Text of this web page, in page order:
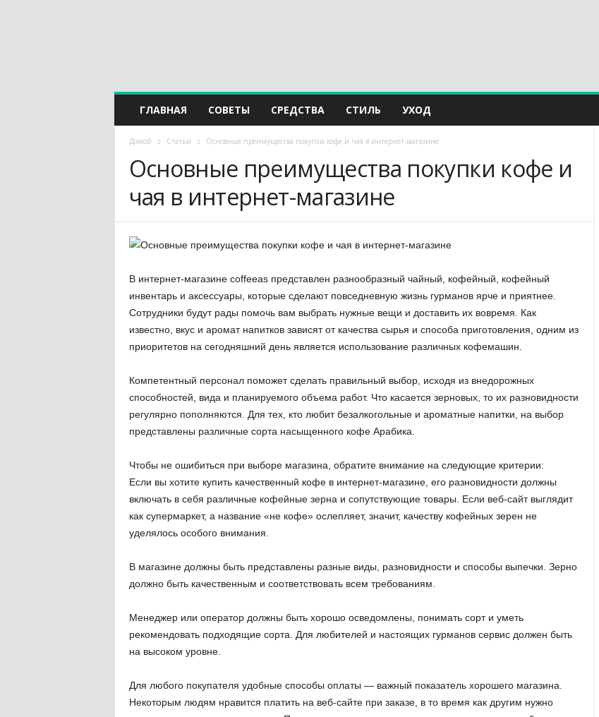
ГЛАВНАЯ СОВЕТЫ СРЕДСТВА СТИЛЬ УХОД
Домой Статьи Основные преимущества покупки кофе и чая в интернет-магазине
Основные преимущества покупки кофе и
чая в интернет-магазине
В интернет-магазине coffeeas представлен разнообразный чайный, кофейный, кофейный
инвентарь и аксессуары, которые сделают повседневную жизнь гурманов ярче и приятнее.
Сотрудники будут рады помочь вам выбрать нужные вещи и доставить их вовремя. Как
известно, вкус и аромат напитков зависят от качества сырья и способа приготовления, одним из
приоритетов на сегодняшний день является использование различных кофемашин.
Компетентный персонал поможет сделать правильный выбор, исходя из внедорожных
способностей, вида и планируемого объема работ. Что касается зерновых, то их разновидности
регулярно пополняются. Для тех, кто любит безалкогольные и ароматные напитки, на выбор
представлены различные сорта насыщенного кофе Арабика.
Чтобы не ошибиться при выборе магазина, обратите внимание на следующие критерии:
Если вы хотите купить качественный кофе в интернет-магазине, его разновидности должны
включать в себя различные кофейные зерна и сопутствующие товары. Если веб-сайт выглядит
как супермаркет, а название «не кофе» ослепляет, значит, качеству кофейных зерен не
уделялось особого внимания.
В магазине должны быть представлены разные виды, разновидности и способы выпечки. Зерно
должно быть качественным и соответствовать всем требованиям.
Менеджер или оператор должны быть хорошо осведомлены, понимать сорт и уметь
рекомендовать подходящие сорта. Для любителей и настоящих гурманов сервис должен быть
на высоком уровне.
Для любого покупателя удобные способы оплаты — важный показатель хорошего магазина.
Некоторым людям нравится платить на веб-сайте при заказе, в то время как другим нужно